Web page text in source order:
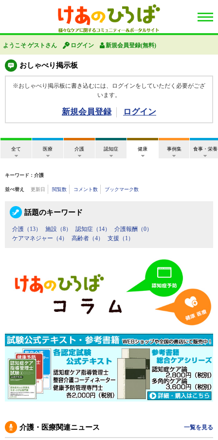
ようこそ ゲストさん ログイン 新規会員登録(無料)
おしゃべり掲示板
※おしゃべり掲示板に書き込むには、ログインをしていただく必要がござ
います。
新規会員登録 ログイン
全て 医療 介護 認知症 健康 事例集 食事・栄養
キーワード：介護
並べ替え 更新日 閲覧数 コメント数 ブックマーク数
話題のキーワード
介護（13） 施設（8） 認知症（14）
介護報酬（0）
ケアマネジャー（4）
高齢者（4） 支援（1）
介護・医療関連ニュース 一覧を見る